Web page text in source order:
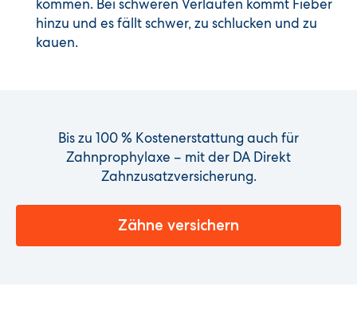
kommen. Bei schweren Verläufen kommt Fieber
hinzu und es fällt schwer, zu schlucken und zu
kauen.
Bis zu 100 % Kostenerstattung auch für
Zahnprophylaxe – mit der DA Direkt
Zahnzusatzversicherung.
Zähne versichern